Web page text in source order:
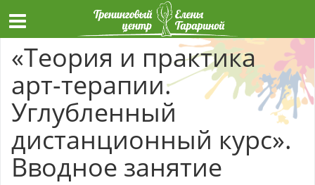
«Теория и практика
арт-терапии.
Углубленный
дистанционный курс».
Вводное занятие